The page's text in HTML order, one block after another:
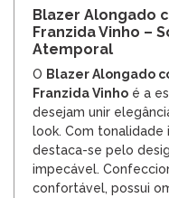
Blazer Alongado
Franzida Vinho –
Atemporal
O Blazer Alongado
Franzida Vinho é a
desejam unir
look. Com tonalidade
destaca-se pelo
impecável.
confortável, possui